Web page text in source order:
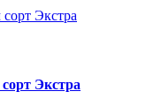
Экстра